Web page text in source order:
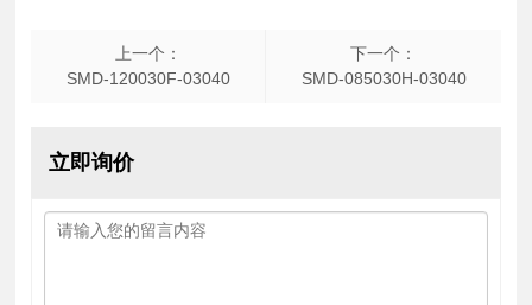
上一个：
SMD-120030F-03040
下一个：
SMD-085030H-03040
立即询价